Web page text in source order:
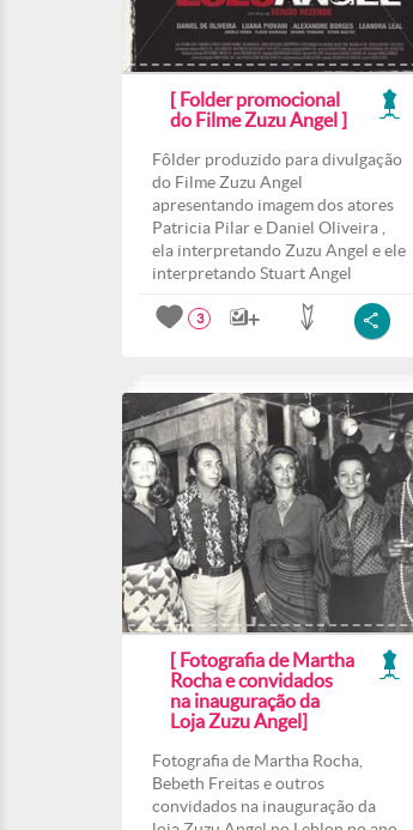
[ Folder promocional
do Filme Zuzu Angel ]
Fôlder produzido para divulgação
do Filme Zuzu Angel
apresentando imagem dos atores
Patricia Pilar e Daniel Oliveira ,
ela interpretando Zuzu Angel e ele
interpretando Stuart Angel
3
[ Fotografia de Martha
Rocha e convidados
na inauguração da
Loja Zuzu Angel]
Fotografia de Martha Rocha,
Bebeth Freitas e outros
convidados na inauguração da